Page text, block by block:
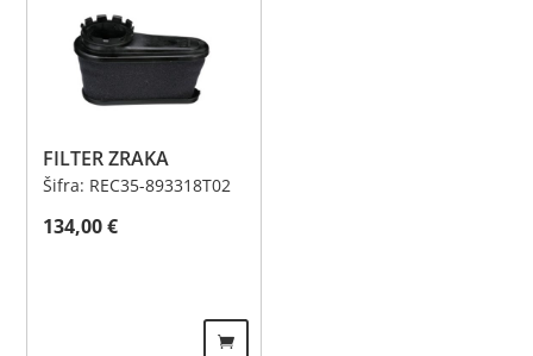
FILTER ZRAKA
Šifra: REC35-893318T02
134,00€